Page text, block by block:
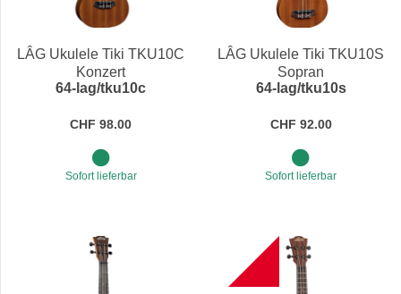
Preis
LÂG Ukulele Tiki TKU10C
Konzert
64-lag/tku10c
CHF 98.00
Sofort lieferbar
LÂG Ukulele Tiki TKU10S
Sopran
64-lag/tku10s
CHF 92.00
Sofort lieferbar